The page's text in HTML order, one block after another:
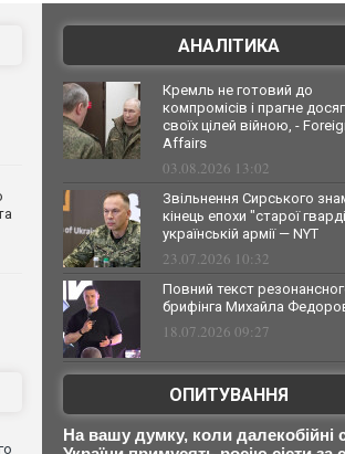
АНАЛІТИКА
Кремль не готовий до
компромісів і прагне
своїх цілей війною, -
Affairs
03.08.2026 13:02
Звільнення Сирського
кінець епохи "старої
українській армії — NYT
23.07.2026 10:32
Повний текст
брифінга Михайла
18.07.2026 09:27
ОПИТУВАННЯ
На вашу думку, коли далекобійні